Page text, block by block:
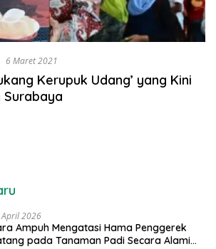
6 Maret 2021
Kerupuk Udang’ yang Kini
Surabaya
2026
Ampuh Mengatasi Hama Penggerek
pada Tanaman Padi Secara Alami